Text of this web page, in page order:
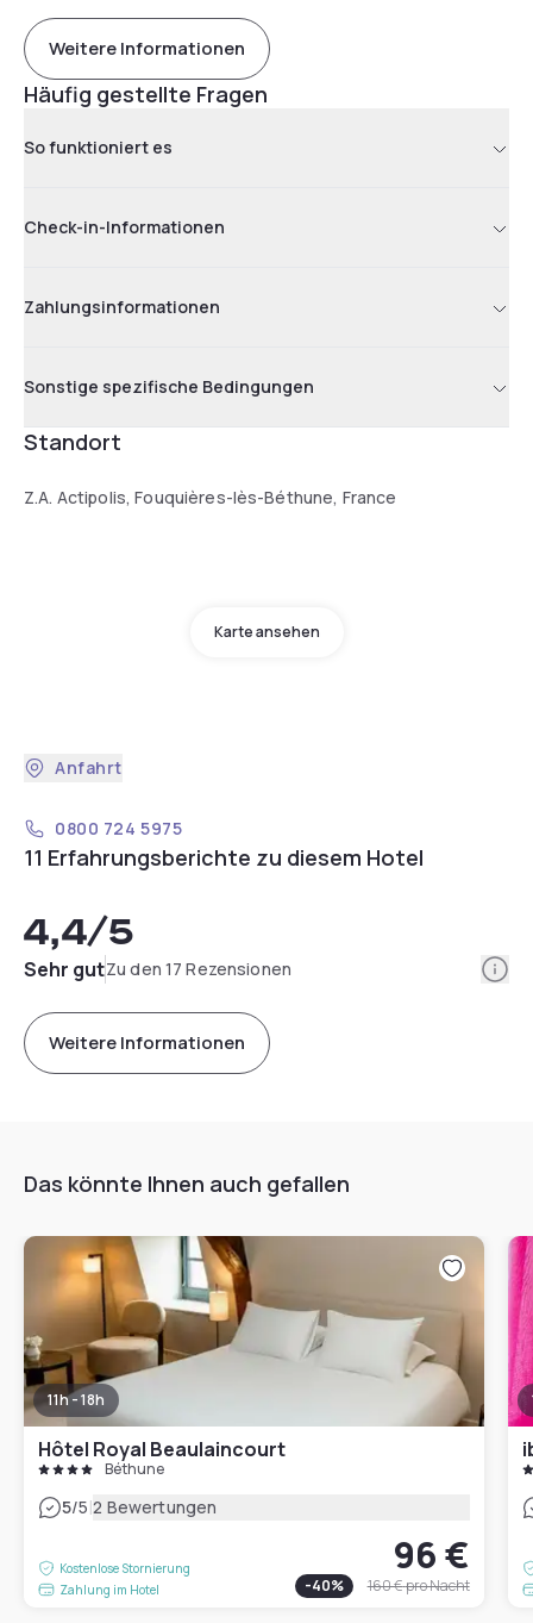
Weitere Informationen
Häufig gestellte Fragen
So funktioniert es
Check-in-Informationen
Zahlungsinformationen
Sonstige spezifische Bedingungen
Standort
Z.A. Actipolis, Fouquières-lès-Béthune, France
Karte ansehen
Anfahrt
0800 724 5975
11 Erfahrungsberichte zu diesem Hotel
4,4/5
Sehr gutZu den 17 Rezensionen
Weitere Informationen
Das könnte Ihnen auch gefallen
11h - 18h
Hôtel Royal Beaulaincourt
Béthune
5/5|2 Bewertungen
Kostenlose Stornierung
Zahlung im Hotel
96 €
-40% 160 €pro Nacht